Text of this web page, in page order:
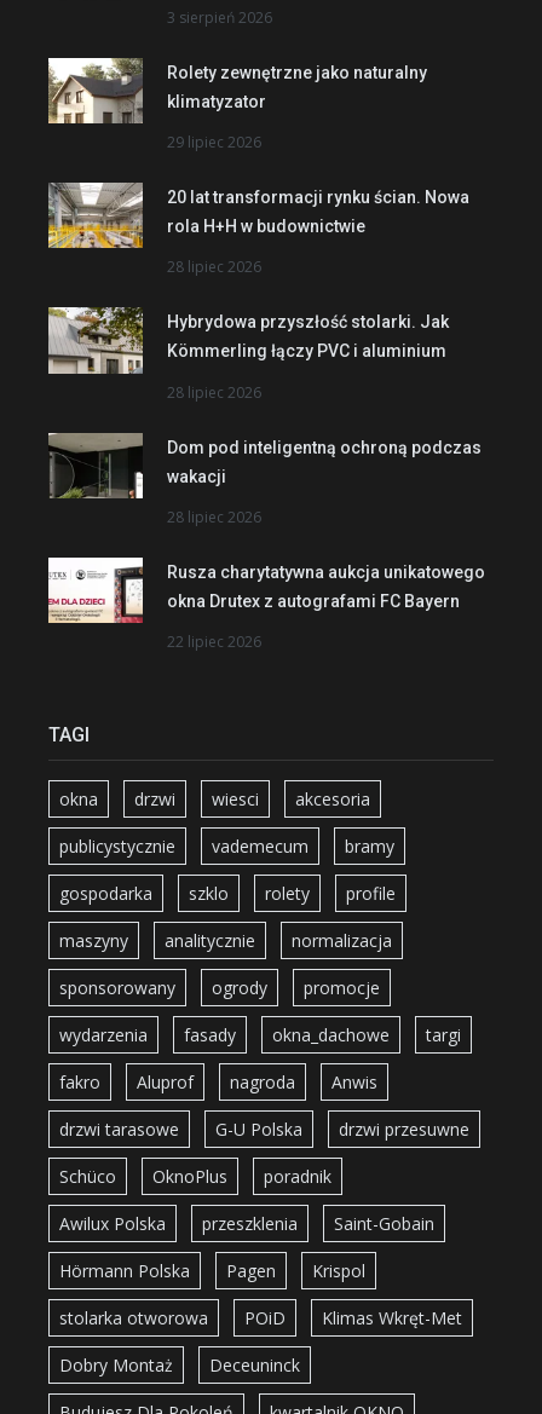
3 sierpień 2026
Rolety zewnętrzne jako naturalny
klimatyzator
29 lipiec 2026
20 lat transformacji rynku ścian. Nowa
rola H+H w budownictwie
28 lipiec 2026
Hybrydowa przyszłość stolarki. Jak
Kömmerling łączy PVC i aluminium
28 lipiec 2026
Dom pod inteligentną ochroną podczas
wakacji
28 lipiec 2026
Rusza charytatywna aukcja unikatowego
okna Drutex z autografami FC Bayern
22 lipiec 2026
TAGI
okna drzwi wiesci akcesoria
publicystycznie vademecum bramy
gospodarka szklo rolety profile
maszyny analitycznie normalizacja
sponsorowany ogrody promocje
wydarzenia fasady okna_dachowe targi
fakro Aluprof nagroda Anwis
drzwi tarasowe G-U Polska drzwi przesuwne
Schüco OknoPlus poradnik
Awilux Polska przeszklenia Saint-Gobain
Hörmann Polska Pagen Krispol
stolarka otworowa POiD Klimas Wkręt-Met
Dobry Montaż Deceuninck